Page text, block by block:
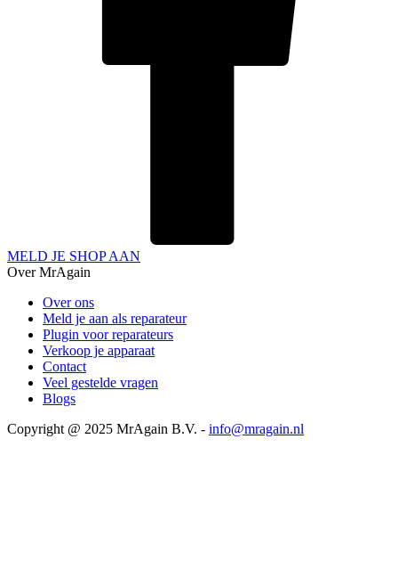
MELD JE SHOP AAN
Over MrAgain
Over ons
Meld je aan als reparateur
Plugin voor reparateurs
Verkoop je apparaat
Contact
Veel gestelde vragen
Blogs
Copyright @ 2025 MrAgain B.V. - info@mragain.nl